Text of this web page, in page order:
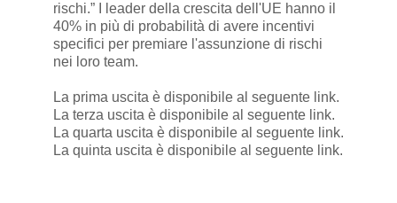
rischi.” I leader della crescita dell'UE hanno il
40% in più di probabilità di avere incentivi
specifici per premiare l'assunzione di rischi
nei loro team.
La prima uscita è disponibile al seguente link.
La terza uscita è disponibile al seguente link.
La quarta uscita è disponibile al seguente link.
La quinta uscita è disponibile al seguente link.